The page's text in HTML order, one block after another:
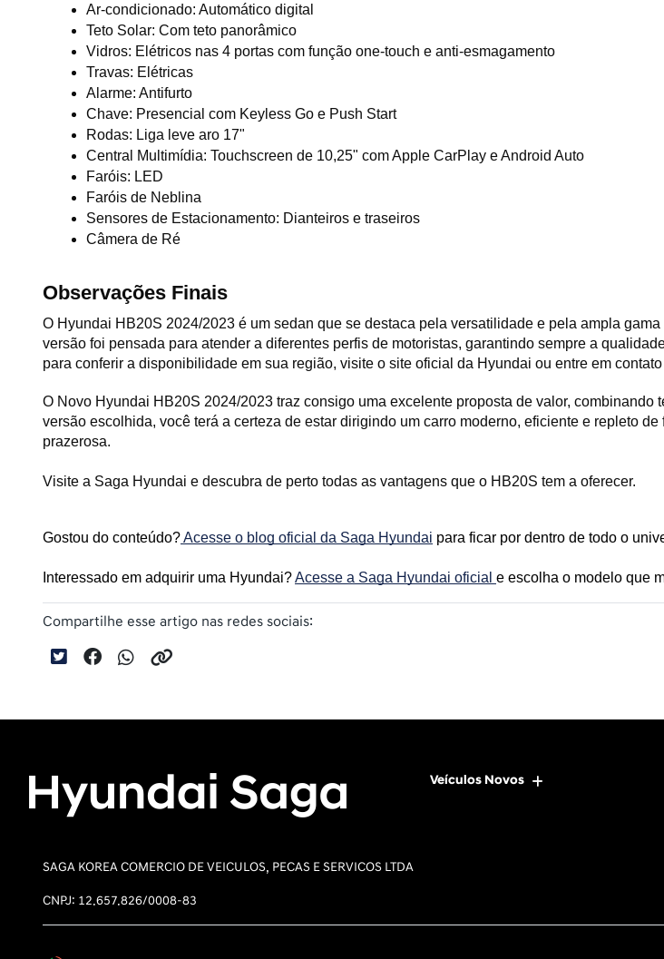
Ar-condicionado: Automático digital
Teto Solar: Com teto panorâmico
Vidros: Elétricos nas 4 portas com função one-touch e anti-esmagamento
Travas: Elétricas
Alarme: Antifurto
Chave: Presencial com Keyless Go e Push Start
Rodas: Liga leve aro 17"
Central Multimídia: Touchscreen de 10,25" com Apple CarPlay e Android Auto
Faróis: LED
Faróis de Neblina
Sensores de Estacionamento: Dianteiros e traseiros
Câmera de Ré
Observações Finais
O Hyundai HB20S 2024/2023 é um sedan que se destaca pela versatilidade e pela ampla
versão foi pensada para atender a diferentes perfis de motoristas, garantindo sempre a
para conferir a disponibilidade em sua região, visite o site oficial da Hyundai ou entre em
O Novo Hyundai HB20S 2024/2023 traz consigo uma excelente proposta de valor,
versão escolhida, você terá a certeza de estar dirigindo um carro moderno, eficiente e repleto
prazerosa.
Visite a Saga Hyundai e descubra de perto todas as vantagens que o HB20S tem a oferecer.
Gostou do conteúdo? Acesse o blog oficial da Saga Hyundai para ficar por dentro de todo o
Interessado em adquirir uma Hyundai? Acesse a Saga Hyundai oficial e escolha o modelo que
Compartilhe esse artigo nas redes sociais:
Veículos Novos
SAGA KOREA COMERCIO DE VEICULOS, PECAS E SERVICOS LTDA
CNPJ: 12.657.826/0008-83